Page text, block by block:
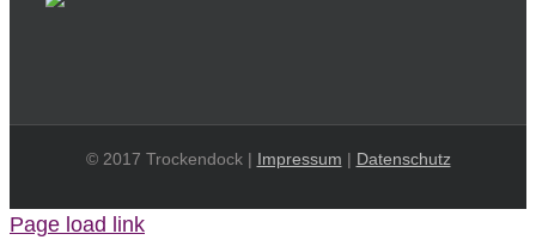
© 2017 Trockendock | Impressum | Datenschutz
Page load link